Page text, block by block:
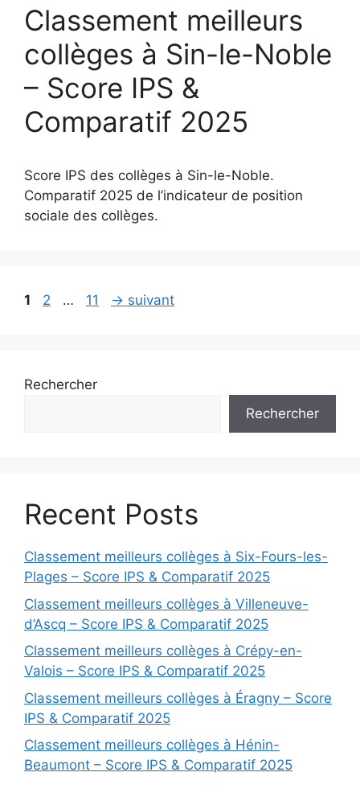
Classement meilleurs
collèges à Sin-le-Noble
– Score IPS &
Comparatif 2025
Score IPS des collèges à Sin-le-Noble.
Comparatif 2025 de l’indicateur de position
sociale des collèges.
Page
1 Page
2 … Page
11 → suivant
Rechercher
Rechercher
Recent Posts
Classement meilleurs collèges à Six-Fours-les-
Plages – Score IPS & Comparatif 2025
Classement meilleurs collèges à Villeneuve-
d’Ascq – Score IPS & Comparatif 2025
Classement meilleurs collèges à Crépy-en-
Valois – Score IPS & Comparatif 2025
Classement meilleurs collèges à Éragny – Score
IPS & Comparatif 2025
Classement meilleurs collèges à Hénin-
Beaumont – Score IPS & Comparatif 2025